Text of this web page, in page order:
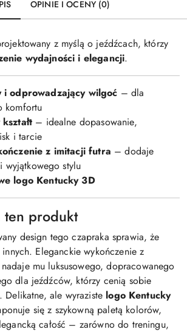
OPINIE I OCENY (0)
z myślą o jeźdźcach, którzy
wydajności i elegancji.
i odprowadzający wilgoć – dla
komfortu
– idealne dopasowanie,
i tarcie
z imitacji futra – dodaje
wyjątkowego stylu
logo Kentucky 3D
ten produkt
design tego czapraka sprawia, że
Eleganckie wykończenie z
nadaje mu luksusowego, dopracowanego
dla jeźdźców, którzy cenią sobie
Delikatne, ale wyraziste logo Kentucky
się z szykowną paletą kolorów,
całość – zarówno do treningu,